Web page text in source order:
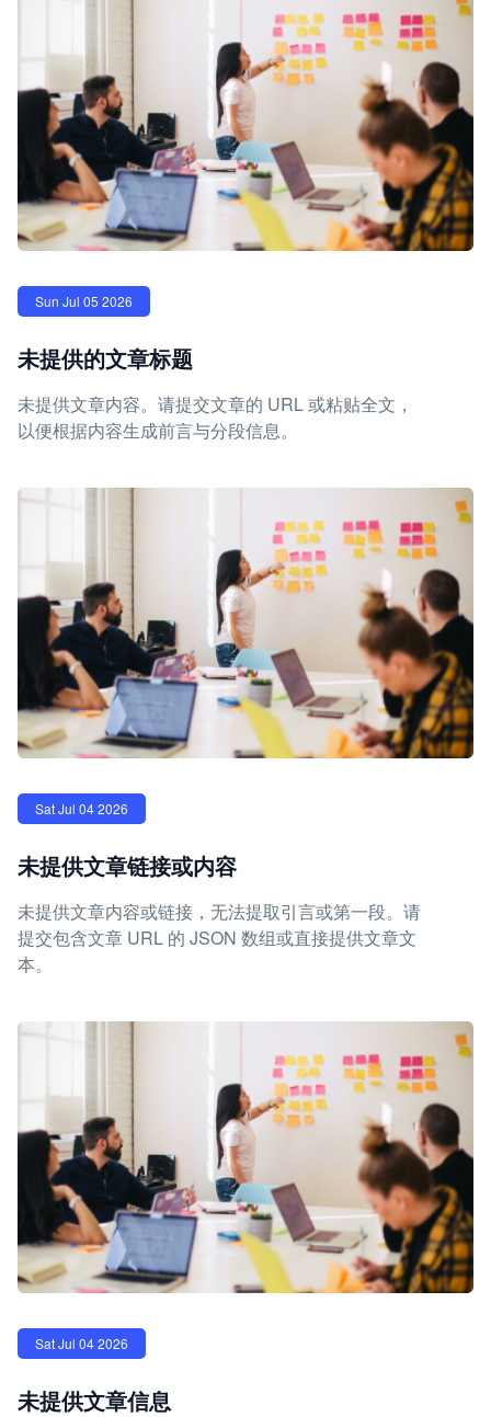
Sun Jul 05 2026
未提供的文章标题
未提供文章内容。请提交文章的 URL 或粘贴全文，
以便根据内容生成前言与分段信息。
Sat Jul 04 2026
未提供文章链接或内容
未提供文章内容或链接，无法提取引言或第一段。请
提交包含文章 URL 的 JSON 数组或直接提供文章文
本。
Sat Jul 04 2026
未提供文章信息